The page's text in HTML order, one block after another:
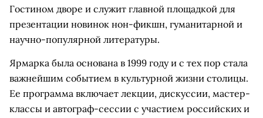
Гостином дворе и служит главной площадкой для
презентации новинок нон-фикшн, гуманитарной и
научно-популярной литературы.
Ярмарка была основана в 1999 году и с тех пор стала
важнейшим событием в культурной жизни столицы.
Ее программа включает лекции, дискуссии, мастер-
классы и автограф-сессии с участием российских и